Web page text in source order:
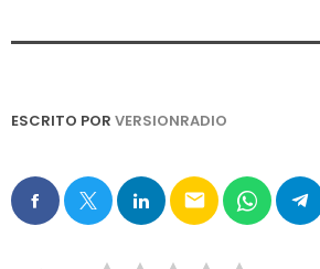
ESCRITO POR VERSIONRADIO
email